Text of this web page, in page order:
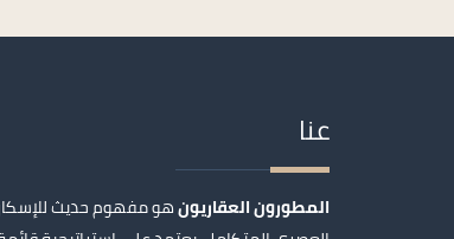
عنا
المطورون العقاريونهو مفهوم حديث